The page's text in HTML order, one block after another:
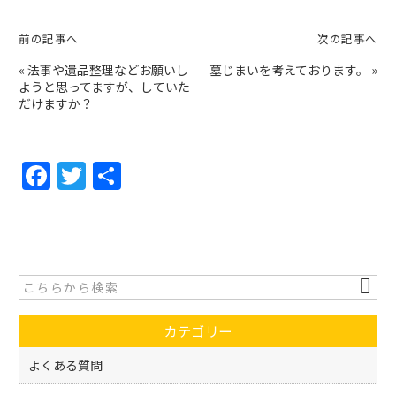
前の記事へ
« 法事や遺品整理などお願いし
ようと思ってますが、していた
だけますか？
次の記事へ
墓じまいを考えております。 »
F
a
e
b
o
o
k
T
w
er
カテゴリー
よくある質問